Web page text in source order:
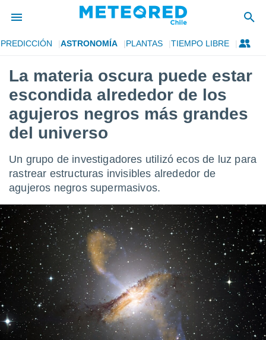
de
por
la
que se
calidad.
las
forma
digital
basada
permite
seguir
contenido
PREDICCIÓN ASTRONOMÍA PLANTAS TIEMPO LIBRE
La materia oscura puede estar
escondida alrededor de los
agujeros negros más grandes
del universo
Un grupo de investigadores utilizó ecos de luz para
rastrear estructuras invisibles alrededor de
agujeros negros supermasivos.